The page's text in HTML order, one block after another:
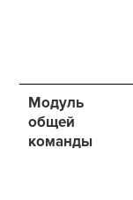
Модуль
общей
команды